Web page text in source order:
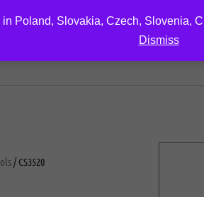
Poland, Slovakia, Czech,
Dismiss
DOWNLOAD
/ CS3520